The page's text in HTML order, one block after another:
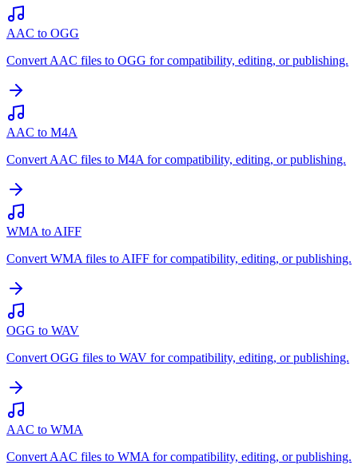
AAC to OGG
Convert AAC files to OGG for compatibility, editing, or publishing.
AAC to M4A
Convert AAC files to M4A for compatibility, editing, or publishing.
WMA to AIFF
Convert WMA files to AIFF for compatibility, editing, or publishing.
OGG to WAV
Convert OGG files to WAV for compatibility, editing, or publishing.
AAC to WMA
Convert AAC files to WMA for compatibility, editing, or publishing.